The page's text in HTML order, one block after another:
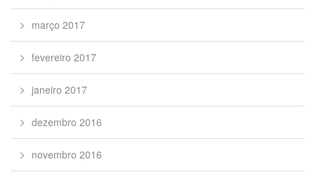
março 2017
fevereiro 2017
janeiro 2017
dezembro 2016
novembro 2016